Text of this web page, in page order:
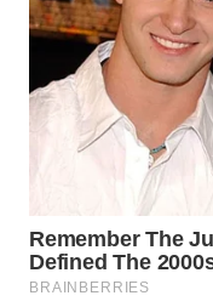
WN
BEKASI
WN
BOGOR
WN